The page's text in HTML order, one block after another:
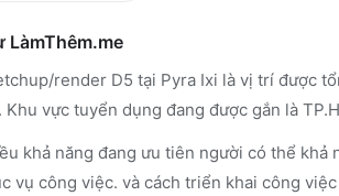
LàmThêm.me
render D5 tại Pyra Ixi là vị trí được
vực tuyển dụng đang được gắn là
khả năng đang ưu tiên người có thể
vụ công việc. và cách triển khai công